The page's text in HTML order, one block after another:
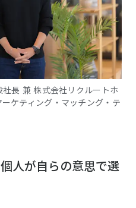
長 兼 株式会社リクルートホ
ケティング・マッチング・テ
人が自らの意思で選